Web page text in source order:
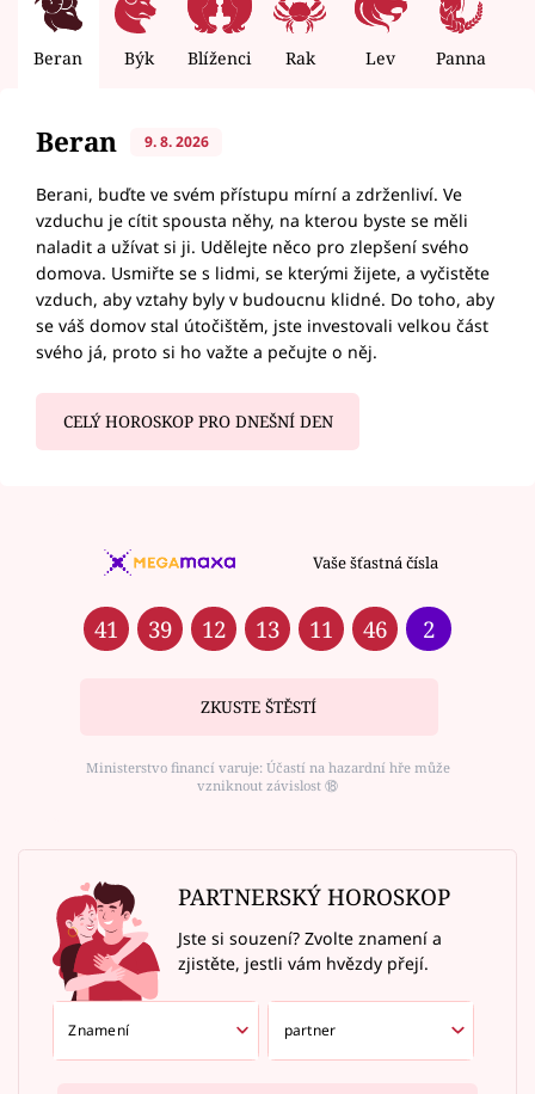
Beran Býk Blíženci Rak Lev Panna
Beran 9. 8. 2026
Berani, buďte ve svém přístupu mírní a zdrženliví. Ve
vzduchu je cítit spousta něhy, na kterou byste se měli
naladit a užívat si ji. Udělejte něco pro zlepšení svého
domova. Usmiřte se s lidmi, se kterými žijete, a vyčistěte
vzduch, aby vztahy byly v budoucnu klidné. Do toho, aby
se váš domov stal útočištěm, jste investovali velkou část
svého já, proto si ho važte a pečujte o něj.
CELÝ HOROSKOP PRO DNEŠNÍ DEN
Vaše šťastná čísla
41 39 12 13 11 46 2
ZKUSTE ŠTĚSTÍ
Ministerstvo financí varuje: Účastí na hazardní hře může
vzniknout závislost ⑱
PARTNERSKÝ HOROSKOP
Jste si souzení? Zvolte znamení a
zjistěte, jestli vám hvězdy přejí.